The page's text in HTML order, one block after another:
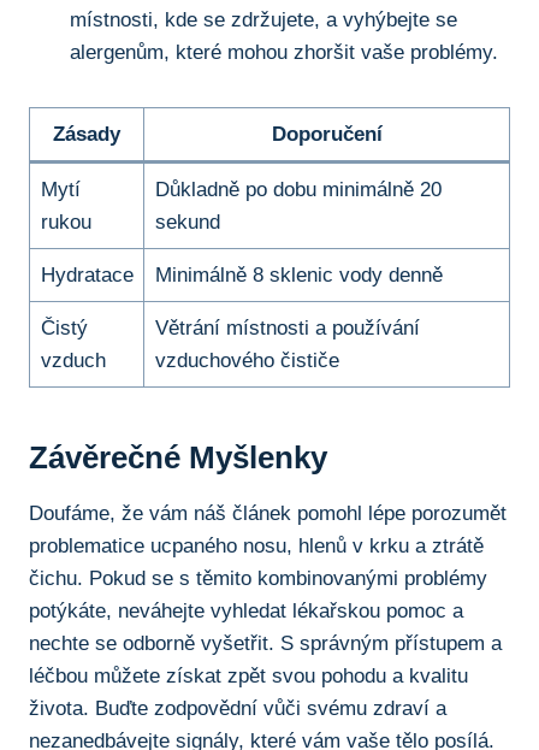
místnosti, ⁤kde ‌se zdržujete, a vyhýbejte se
alergenům, které mohou zhoršit​ vaše⁣ problémy.
Zásady Doporučení
Mytí
rukou
Důkladně po dobu minimálně 20
sekund
Hydratace Minimálně 8 sklenic vody denně
Čistý
⁢vzduch
Větrání místnosti a používání
vzduchového čističe
Závěrečné Myšlenky
Doufáme,⁣ že⁢ vám náš ‌článek pomohl lépe porozumět
problematice ucpaného⁣ nosu, hlenů v krku a ztrátě
čichu. Pokud se s⁣ těmito ⁢kombinovanými problémy
potýkáte, neváhejte ⁢vyhledat lékařskou pomoc a
nechte se ‍odborně‍ vyšetřit.⁣ S správným přístupem a
léčbou můžete⁢ získat zpět svou pohodu a kvalitu
života.‍ Buďte zodpovědní vůči svému zdraví a
nezanedbávejte signály, které vám ⁤vaše tělo posílá. ​